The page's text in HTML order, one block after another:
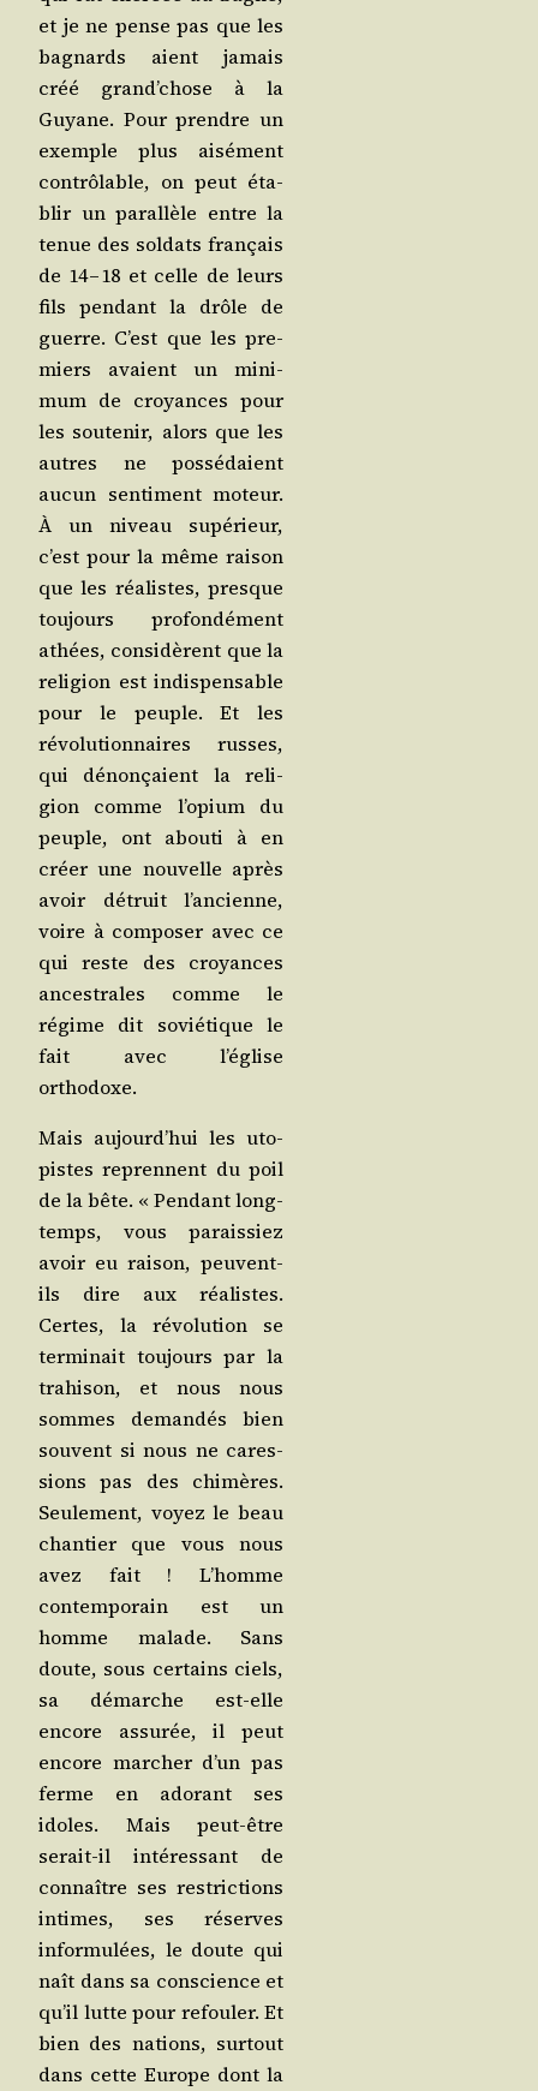
et je ne pense pas que les
bagnards aient jamais
créé grand’­chose à la
Guyane. Pour prendre un
exemple plus aisé­ment
contrô­lable, on peut éta­
blir un paral­lèle entre la
tenue des sol­dats fran­çais
de 14 – 18 et celle de leurs
fils pen­dant la drôle de
guerre. C’est que les pre­
miers avaient un mini­
mum de croyances pour
les sou­te­nir, alors que les
autres ne pos­sé­daient
aucun sen­ti­ment moteur.
À un niveau supé­rieur,
c’est pour la même rai­son
que les réa­listes, presque
tou­jours pro­fon­dé­ment
athées, consi­dèrent que la
reli­gion est indis­pen­sable
pour le peuple. Et les
révo­lu­tion­naires russes,
qui dénon­çaient la reli­
gion comme l’o­pium du
peuple, ont abou­ti à en
créer une nou­velle après
avoir détruit l’an­cienne,
voire à com­po­ser avec ce
qui reste des croyances
ances­trales comme le
régime dit sovié­tique le
fait avec l’é­glise
orthodoxe.
Mais aujourd’­hui les uto­
pistes reprennent du poil
de la bête. « Pen­dant long­
temps, vous parais­siez
avoir eu rai­son, peuvent-
ils dire aux réa­listes.
Certes, la révo­lu­tion se
ter­mi­nait tou­jours par la
tra­hi­son, et nous nous
sommes deman­dés bien
sou­vent si nous ne cares­
sions pas des chi­mères.
Seule­ment, voyez le beau
chan­tier que vous nous
avez fait ! L’homme
contem­po­rain est un
homme malade. Sans
doute, sous cer­tains ciels,
sa démarche est-elle
encore assu­rée, il peut
encore mar­cher d’un pas
ferme en ado­rant ses
idoles. Mais peut-être
serait-il inté­res­sant de
connaître ses res­tric­tions
intimes, ses réserves
infor­mu­lées, le doute qui
naît dans sa conscience et
qu’il lutte pour refou­ler. Et
bien des nations, sur­tout
dans cette Europe dont la